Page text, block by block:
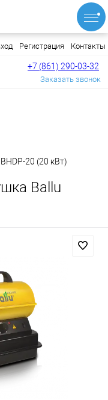
Регистрация Контакты
+7 (861) 290-03-32
Заказать звонок
20 (20 кВт)
Ballu